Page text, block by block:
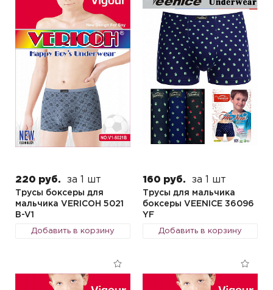
220 руб. за 1 шт
Трусы боксеры для
мальчика VERICOH 5021
B-V1
Добавить в корзину
160 руб. за 1 шт
Трусы для мальчика
боксеры VEENICE 36096
YF
Добавить в корзину